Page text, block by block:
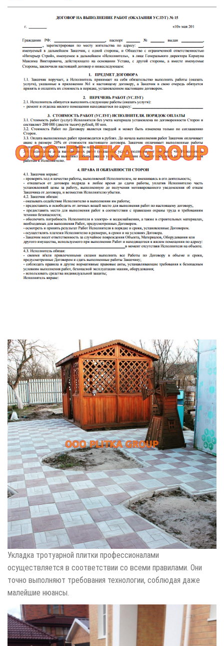
Укладка тротуарной плитки профессионалами
осуществляется в соответствии со всеми правилами. Они
точно выполняют требования технологии, соблюдая даже
малейшие нюансы.